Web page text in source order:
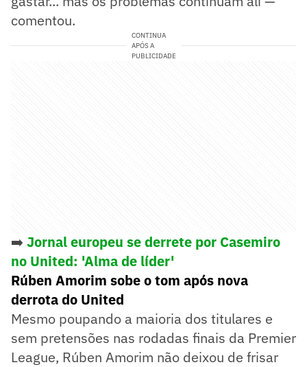
comentou.
CONTINUA
APÓS A
PUBLICIDADE
➡️ Jornal europeu se derrete por Casemiro
no United: 'Alma de líder'
Rúben Amorim sobe o tom após nova
derrota do United
Mesmo poupando a maioria dos titulares e
sem pretensões nas rodadas finais da Premier
League, Rúben Amorim não deixou de frisar